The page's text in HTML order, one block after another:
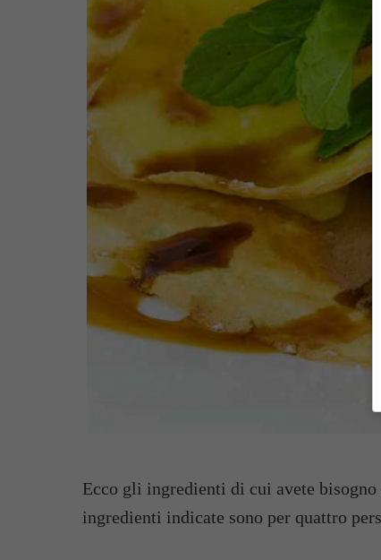
Ecco gli ingredienti di cui avete
ingredienti indicate sono per quattro